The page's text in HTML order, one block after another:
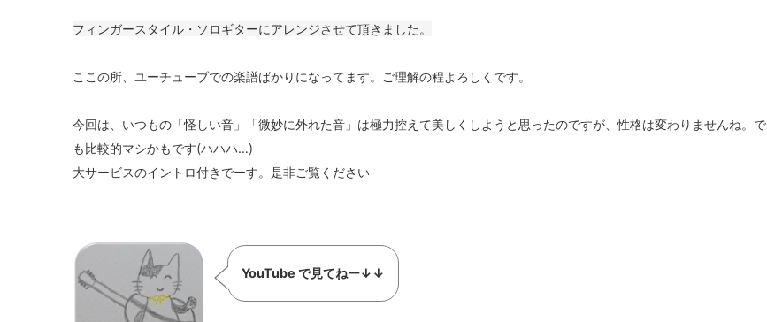
フィンガースタイル・ソロギターにアレンジさせて頂きました。
ここの所、ユーチューブでの楽譜ばかりになってます。ご理解の程よろしくです。
今回は、いつもの「怪しい音」「微妙に外れた音」は極力控えて美しくしようと思ったのですが、性格は変わりませんね。で
も比較的マシかもです(ハハハ…)
大サービスのイントロ付きでーす。是非ご覧ください
YouTube で見てねー↓↓